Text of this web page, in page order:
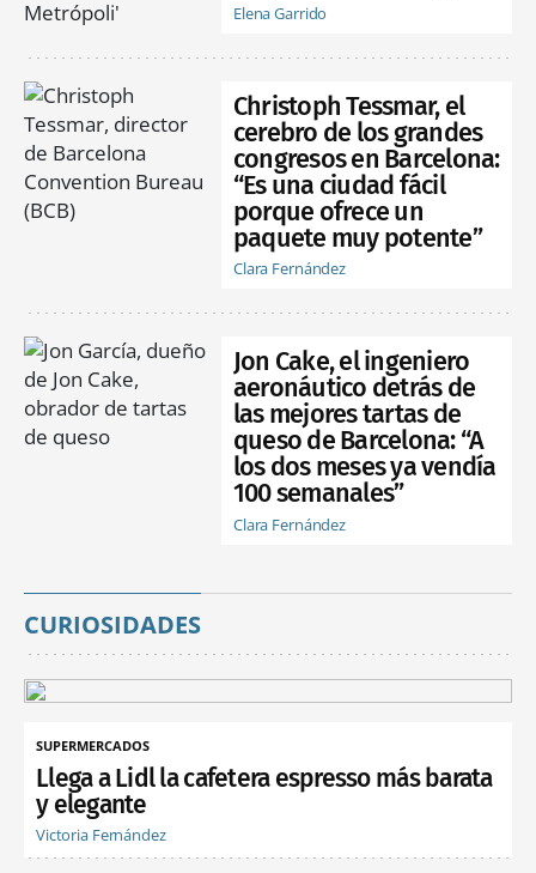
Elena Garrido
Christoph Tessmar, el
cerebro de los grandes
congresos en Barcelona:
“Es una ciudad fácil
porque ofrece un
paquete muy potente”
Clara Fernández
Jon Cake, el ingeniero
aeronáutico detrás de
las mejores tartas de
queso de Barcelona: “A
los dos meses ya vendía
100 semanales”
Clara Fernández
CURIOSIDADES
SUPERMERCADOS
Llega a Lidl la cafetera espresso más barata
y elegante
Victoria Fernández